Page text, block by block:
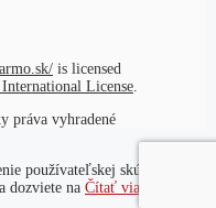
is licensed
License
práva vyhradené
používateľskej skúsenosti na
dozviete na Čítať viac